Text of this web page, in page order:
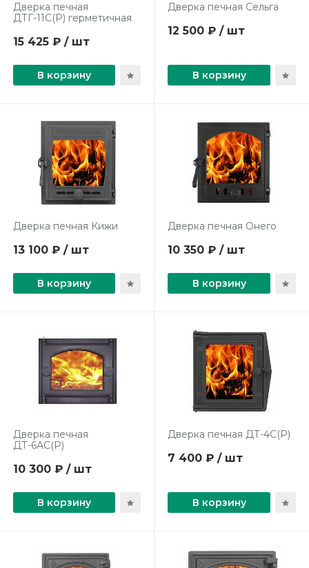
Дверка печная
ДТГ-11С(Р) герметичная
15 425 ₽ / шт
В корзину
Дверка печная Сельга
12 500 ₽ / шт
В корзину
Дверка печная Кижи
13 100 ₽ / шт
В корзину
Дверка печная Онего
10 350 ₽ / шт
В корзину
Дверка печная
ДТ-6АС(Р)
10 300 ₽ / шт
В корзину
Дверка печная ДТ-4С(Р)
7 400 ₽ / шт
В корзину